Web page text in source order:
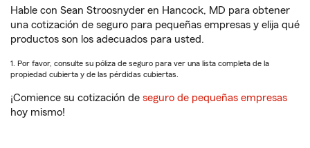
Hable con Sean Stroosnyder en Hancock, MD para obtener
una cotización de seguro para pequeñas empresas y elija qué
productos son los adecuados para usted.
1. Por favor, consulte su póliza de seguro para ver una lista completa de la
propiedad cubierta y de las pérdidas cubiertas.
¡Comience su cotización de seguro de pequeñas empresas
hoy mismo!